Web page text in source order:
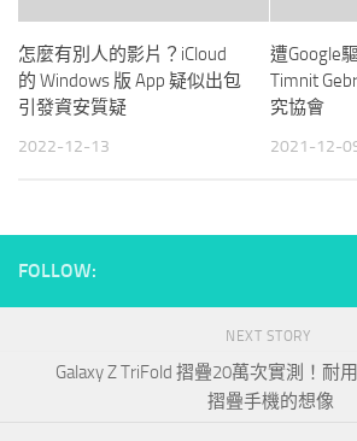
怎麼有別人的影片？iCloud
的 Windows 版 App 疑似出包
引發資安質疑
2022-12-13
遭Google
Timnit
究協會
2021-12-
FOLLOW:
NEXT STORY
Galaxy Z TriFold 摺疊20萬次實測！耐
摺疊手機的想像